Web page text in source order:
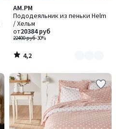
AM.PM
Пододеяльник из пеньки Helm
/ Хельм
22400 руб-30%
от20384 руб
4,2
/ 5
Количество
цветов:
6
4,2
/